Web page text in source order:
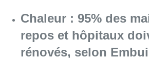
Chaleur : 95% des
repos et hôpitaux
rénovés, selon